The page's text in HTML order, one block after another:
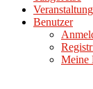
Benutzer
Meine